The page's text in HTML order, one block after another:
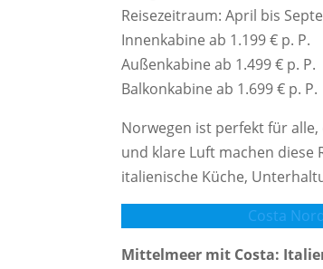
Reisezeitraum: April bis
Innenkabine ab 1.199 € p. P.
Außenkabine ab 1.499 € p. P.
Balkonkabine ab 1.699 € p. P.
Norwegen ist perfekt für
und klare Luft machen diese
italienische Küche,
Costa
Mittelmeer mit Costa: